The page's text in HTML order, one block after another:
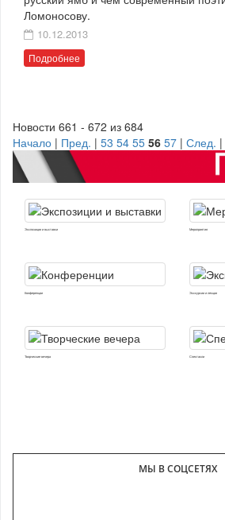
Ломоносову.
10.12.2013
Подробнее
Новости 661 - 672 из 684
Начало | Пред. | 53 54 55 56 57 | След. |
Экспозиции и выставки Мероприятия
Конференции Экскурсии и лекции
Творческие вечера Спектакли
МЫ В СОЦСЕТЯХ